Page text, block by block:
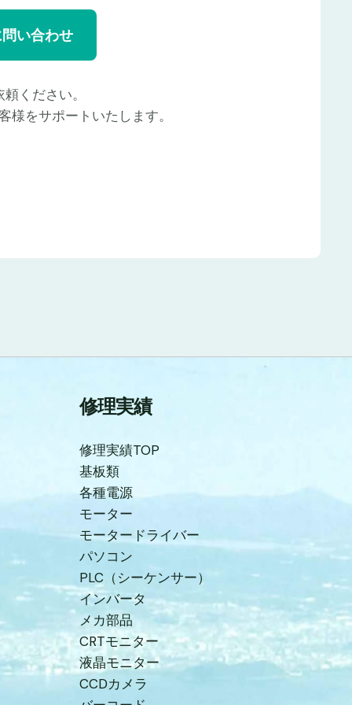
い合わせ
ください。
をサポートいたします。
修理実績
修理実績TOP
基板類
各種電源
モーター
モータードライバー
パソコン
PLC（シーケンサー）
インバータ
メカ部品
CRTモニター
液晶モニター
CCDカメラ